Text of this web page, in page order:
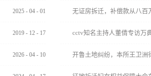
2025 - 04 - 01 无证房拆迁，补偿款从八百
2019 - 12 - 17 cctv知名主持人董倩专访万
律师的幕后故事
2026 - 04 - 10 开鲁土地纠纷，本所王卫洲